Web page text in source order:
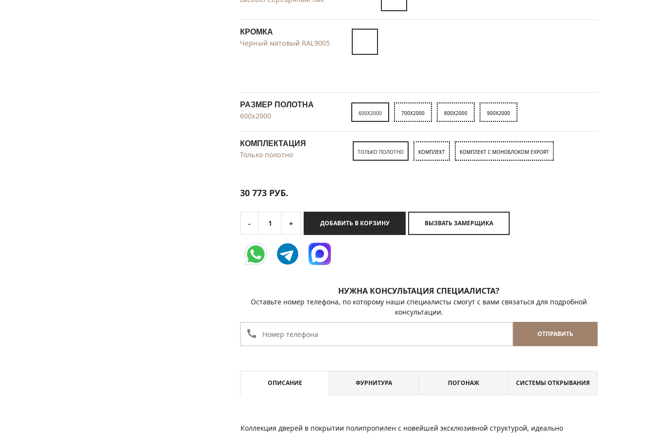
КРОМКА
Черный матовый RAL9005
РАЗМЕР ПОЛОТНА
600x2000 600X2000 700X2000 800X2000 900X2000
КОМПЛЕКТАЦИЯ
Только полотно ТОЛЬКО ПОЛОТНО КОМПЛЕКТ КОМПЛЕКТ С МОНОБЛОКОМ EXPORT
30 773 РУБ.
- 1 + ДОБАВИТЬ В КОРЗИНУ ВЫЗВАТЬ ЗАМЕРЩИКА
НУЖНА КОНСУЛЬТАЦИЯ СПЕЦИАЛИСТА?
Оставьте номер телефона, по которому наши специалисты смогут с вами связаться для подробной
консультации.
call ОТПРАВИТЬ
ОПИСАНИЕ ФУРНИТУРА ПОГОНАЖ СИСТЕМЫ ОТКРЫВАНИЯ
Коллекция дверей в покрытии полипропилен с новейшей эксклюзивной структурой, идеально